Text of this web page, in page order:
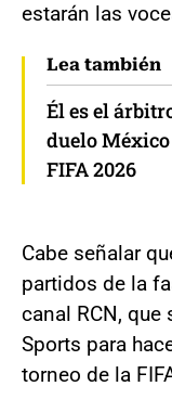
estarán las
Lea también
Él es el
duelo
FIFA 2026
Cabe señalar
partidos de la
canal RCN,
Sports para
torneo de la